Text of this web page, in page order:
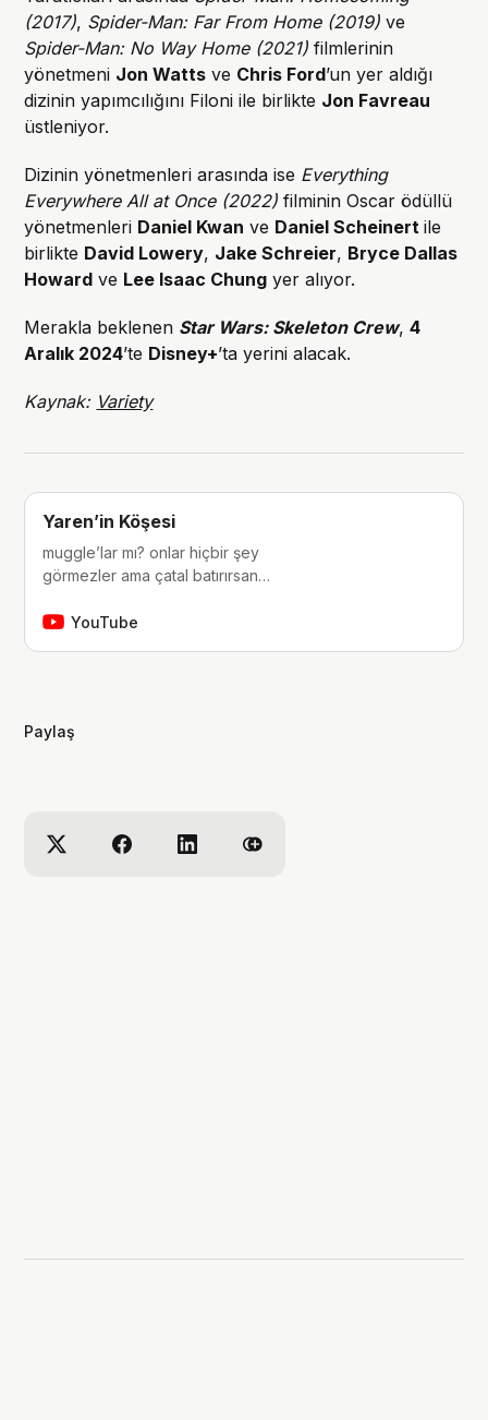
(2017), Spider-Man: Far From Home (2019) ve
Spider-Man: No Way Home (2021) filmlerinin
yönetmeni Jon Watts ve Chris Ford’un yer aldığı
dizinin yapımcılığını Filoni ile birlikte Jon Favreau
üstleniyor.
Dizinin yönetmenleri arasında ise Everything
Everywhere All at Once (2022)filminin Oscar ödüllü
yönetmenleri Daniel Kwan ve Daniel Scheinertile
birlikte David Lowery, Jake Schreier, Bryce Dallas
Howard ve Lee Isaac Chung yer alıyor.
Merakla beklenen Star Wars: Skeleton Crew,4
Aralık 2024’te Disney+’ta yerini alacak.
Kaynak: Variety
Yaren’in Köşesi
muggle’lar mı? onlar hiçbir şey
görmezler ama çatal batırırsan
çocukluğumdan beri tutkunu olduğum
de bana eşlik etmek isterseniz,
YouTube
Paylaş